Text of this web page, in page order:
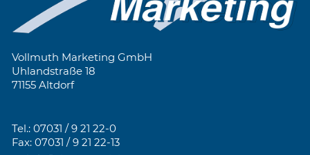
Vollmuth Marketing GmbH
Uhlandstraße 18
71155 Altdorf
Tel.: 07031 / 9 21 22-0
Fax: 07031 / 9 21 22-13